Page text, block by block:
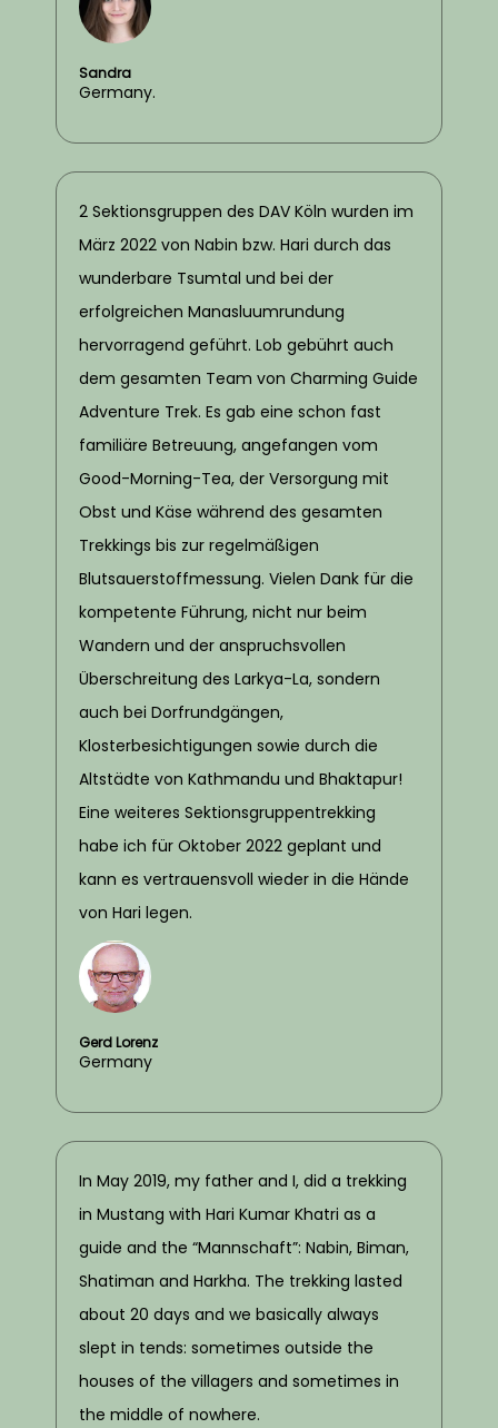
Sandra
Germany.
2 Sektionsgruppen des DAV Köln wurden im
März 2022 von Nabin bzw. Hari durch das
wunderbare Tsumtal und bei der
erfolgreichen Manasluumrundung
hervorragend geführt. Lob gebührt auch
dem gesamten Team von Charming Guide
Adventure Trek. Es gab eine schon fast
familiäre Betreuung, angefangen vom
Good-Morning-Tea, der Versorgung mit
Obst und Käse während des gesamten
Trekkings bis zur regelmäßigen
Blutsauerstoffmessung. Vielen Dank für die
kompetente Führung, nicht nur beim
Wandern und der anspruchsvollen
Überschreitung des Larkya-La, sondern
auch bei Dorfrundgängen,
Klosterbesichtigungen sowie durch die
Altstädte von Kathmandu und Bhaktapur!
Eine weiteres Sektionsgruppentrekking
habe ich für Oktober 2022 geplant und
kann es vertrauensvoll wieder in die Hände
von Hari legen.
Gerd Lorenz
Germany
In May 2019, my father and I, did a trekking
in Mustang with Hari Kumar Khatri as a
guide and the “Mannschaft”: Nabin, Biman,
Shatiman and Harkha. The trekking lasted
about 20 days and we basically always
slept in tends: sometimes outside the
houses of the villagers and sometimes in
the middle of nowhere.